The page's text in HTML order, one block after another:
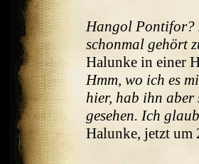
Hangol Pontifor?
schonmal gehört
Halunke in einer
Hmm, wo ich es
hier, hab ihn aber
gesehen. Ich
Halunke, jetzt um